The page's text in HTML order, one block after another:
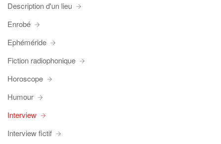
Description d'un lieu
Enrobé
Ephéméride
Fiction radiophonique
Horoscope
Humour
Interview
Interview fictif